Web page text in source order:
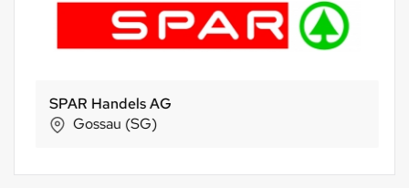
SPAR Handels AG
Gossau (SG)